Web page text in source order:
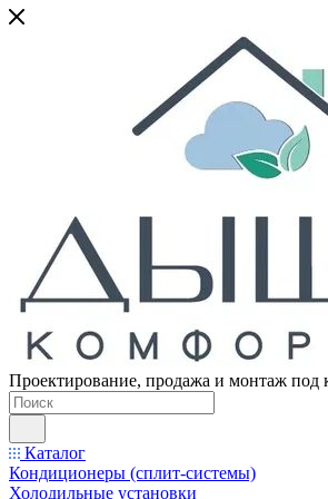
Проектирование, продажа и монтаж под
Каталог
Кондиционеры (сплит-системы)
Холодильные установки